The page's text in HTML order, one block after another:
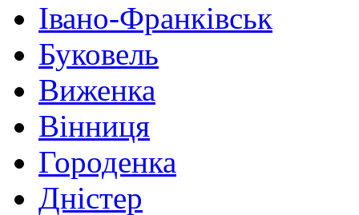
Івано-Франківськ
Буковель
Виженка
Вінниця
Городенка
Дністер